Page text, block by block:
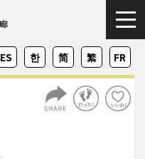
ZH-
CN
ZH-
TW
FR
KO
ES